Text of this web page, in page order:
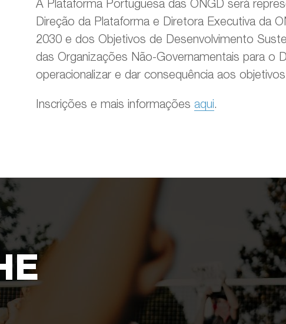
A Plataforma Portuguesa das ONGD será
Direção da Plataforma e Diretora Executiva da
2030 e dos Objetivos de Desenvolvimento
das Organizações Não-Governamentais para o
operacionalizar e dar consequência aos
Inscrições e mais informações aqui.